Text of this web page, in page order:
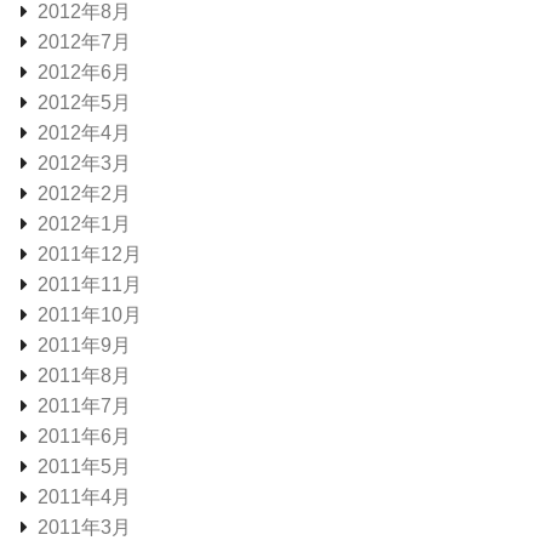
2012年8月
2012年7月
2012年6月
2012年5月
2012年4月
2012年3月
2012年2月
2012年1月
2011年12月
2011年11月
2011年10月
2011年9月
2011年8月
2011年7月
2011年6月
2011年5月
2011年4月
2011年3月